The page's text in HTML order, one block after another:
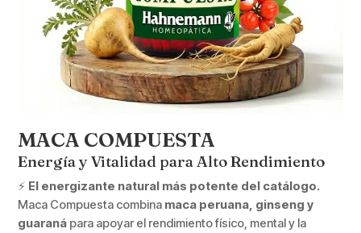
MACA COMPUESTA
Energía y Vitalidad para Alto Rendimiento
⚡ El energizante natural más potente del catálogo.
Maca Compuesta combina maca peruana, ginseng y
guaraná para apoyar el rendimiento físico, mental y la